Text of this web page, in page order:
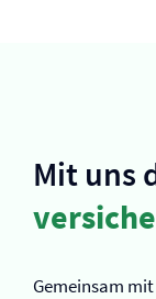
Mit uns
Gemeinsam